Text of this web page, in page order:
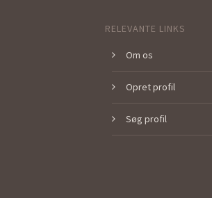
RELEVANTE LINKS
Om os
Opret profil
Søg profil